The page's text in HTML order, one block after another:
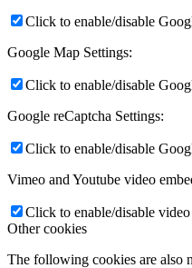
Click to enable/disable
Google Map Settings:
Click to enable/disable
Google reCaptcha Settings:
Click to enable/disable
Vimeo and Youtube video
Click to enable/disable video
Other cookies
The following cookies are also